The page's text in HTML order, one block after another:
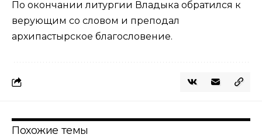
По окончании литургии Владыка обратился к
верующим со словом и преподал
архипастырское благословение.
Похожие темы